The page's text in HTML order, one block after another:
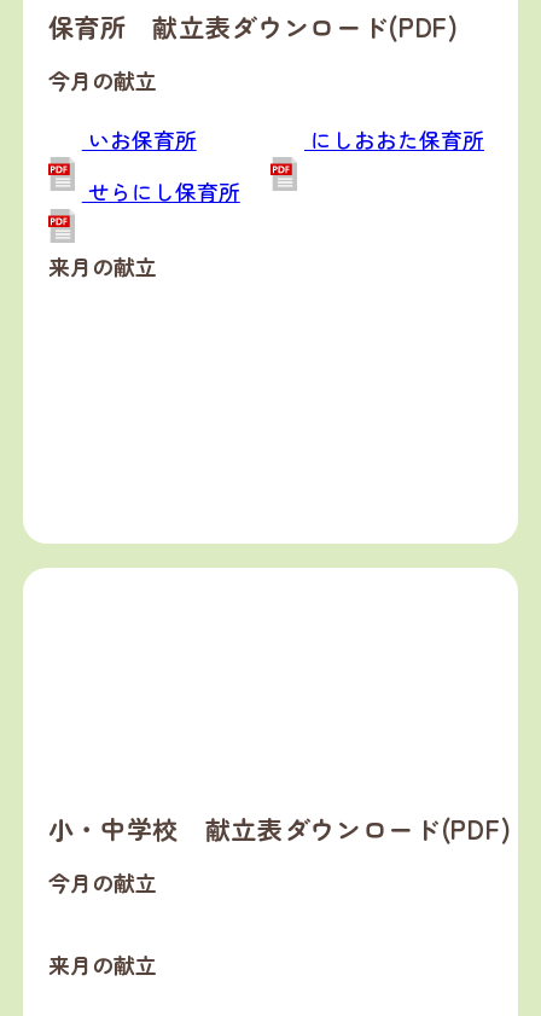
保育所 献立表ダウンロード(PDF)
今月の献立
いお保育所
にしおおた保育所
せらにし保育所
来月の献立
小・中学校 献立表ダウンロード(PDF)
今月の献立
来月の献立